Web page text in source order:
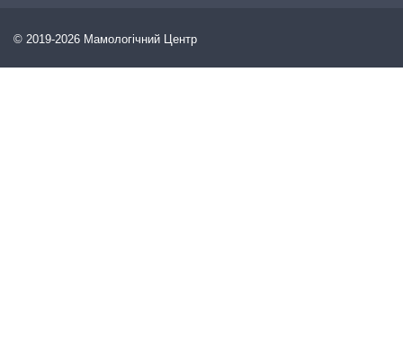
© 2019-2026 Мамологічний Центр